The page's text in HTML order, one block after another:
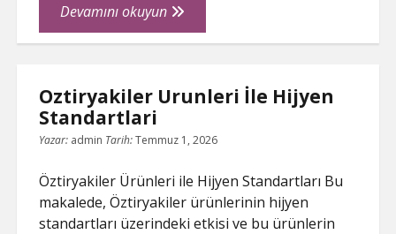
Devamını okuyuninternet
forumları
Oztiryakiler Urunleri İle Hijyen
Standartlari
Yazar: admin Tarih:Temmuz 1, 2026
Öztiryakiler Ürünleri ile Hijyen Standartları Bu
makalede, Öztiryakiler ürünlerinin hijyen
standartları üzerindeki etkisi ve bu ürünlerin